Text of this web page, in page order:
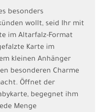
besonders
wollt, seid Ihr mit
im Altarfalz-Format
Karte im
kleinen Anhänger
besonderen Charme
Öffnet der
begegnet ihm
Menge